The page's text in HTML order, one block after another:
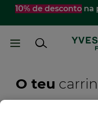
Passar
conteúdo
10% de descontona
O teu